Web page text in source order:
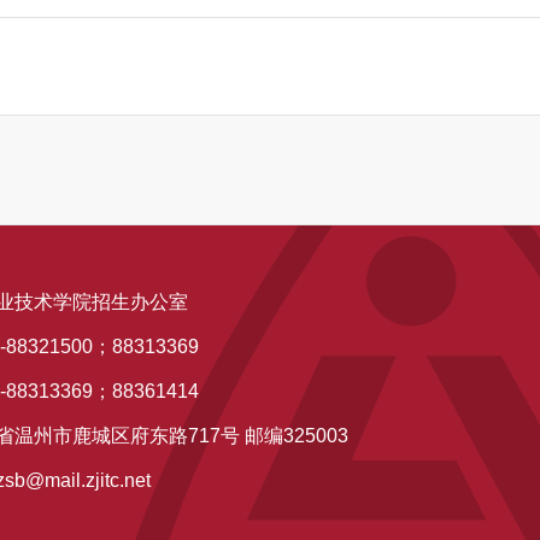
技术学院招生办公室
88321500；88313369
88313369；88361414
温州市鹿城区府东路717号 邮编325003